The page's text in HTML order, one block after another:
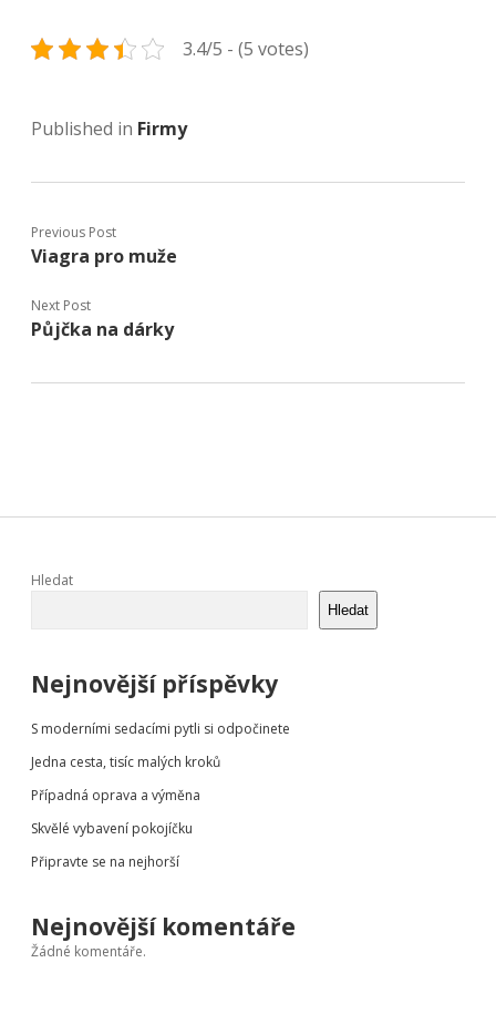
3.4/5 - (5 votes)
Published in Firmy
Previous Post
Viagra pro muže
Next Post
Půjčka na dárky
Sidebar
Hledat
Hledat
Nejnovější příspěvky
S moderními sedacími pytli si odpočinete
Jedna cesta, tisíc malých kroků
Případná oprava a výměna
Skvělé vybavení pokojíčku
Připravte se na nejhorší
Nejnovější komentáře
Žádné komentáře.